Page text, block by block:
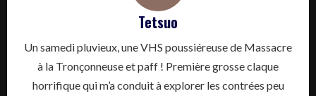
Tetsuo
Un samedi pluvieux, une VHS poussiéreuse de Massacre
à la Tronçonneuse et paff ! Première grosse claque
horrifique qui m’a conduit à explorer les contrées peu